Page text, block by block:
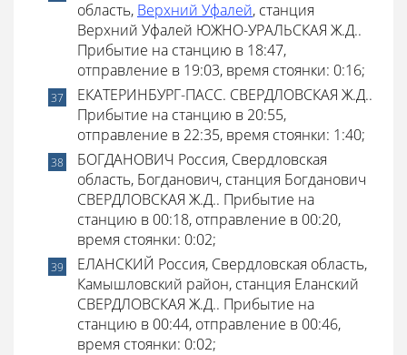
область, Верхний Уфалей, станция
Верхний Уфалей ЮЖНО-УРАЛЬСКАЯ Ж.Д..
Прибытие на станцию в 18:47,
отправление в 19:03, время стоянки: 0:16;
ЕКАТЕРИНБУРГ-ПАСС. СВЕРДЛОВСКАЯ Ж.Д..
Прибытие на станцию в 20:55,
отправление в 22:35, время стоянки: 1:40;
БОГДАНОВИЧ Россия, Свердловская
область, Богданович, станция Богданович
СВЕРДЛОВСКАЯ Ж.Д.. Прибытие на
станцию в 00:18, отправление в 00:20,
время стоянки: 0:02;
ЕЛАНСКИЙ Россия, Свердловская область,
Камышловский район, станция Еланский
СВЕРДЛОВСКАЯ Ж.Д.. Прибытие на
станцию в 00:44, отправление в 00:46,
время стоянки: 0:02;